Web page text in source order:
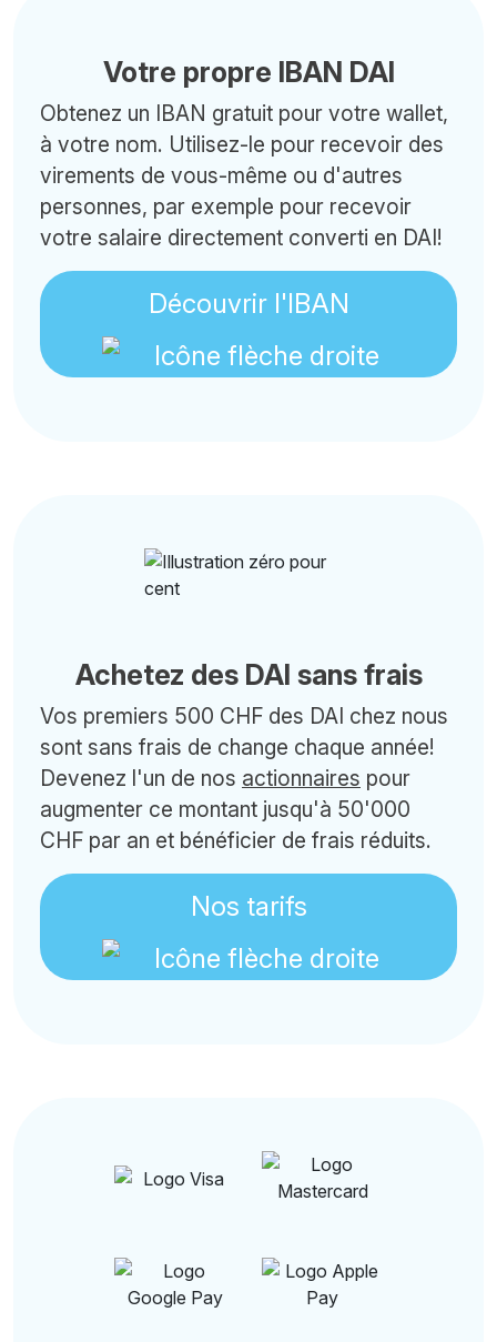
Votre propre IBAN DAI
Obtenez un IBAN gratuit pour votre wallet,
à votre nom. Utilisez-le pour recevoir des
virements de vous-même ou d'autres
personnes, par exemple pour recevoir
votre salaire directement converti en DAI!
Découvrir l'IBAN
Achetez des DAI sans frais
Vos premiers 500 CHF des DAI chez nous
sont sans frais de change chaque année!
Devenez l'un de nos actionnaires pour
augmenter ce montant jusqu'à 50'000
CHF par an et bénéficier de frais réduits.
Nos tarifs